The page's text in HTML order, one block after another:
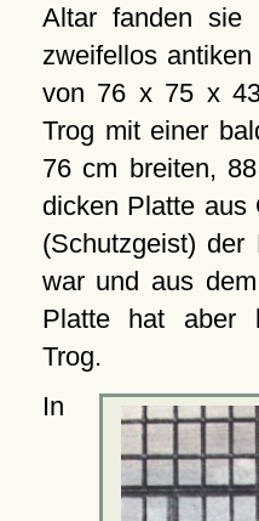
Altar fanden sie
zweifellos
von 76 x 75 x
Trog mit einer
76 cm breiten,
dicken Platte aus
(Schutzgeist)
war und aus
Platte hat aber
Trog.
In